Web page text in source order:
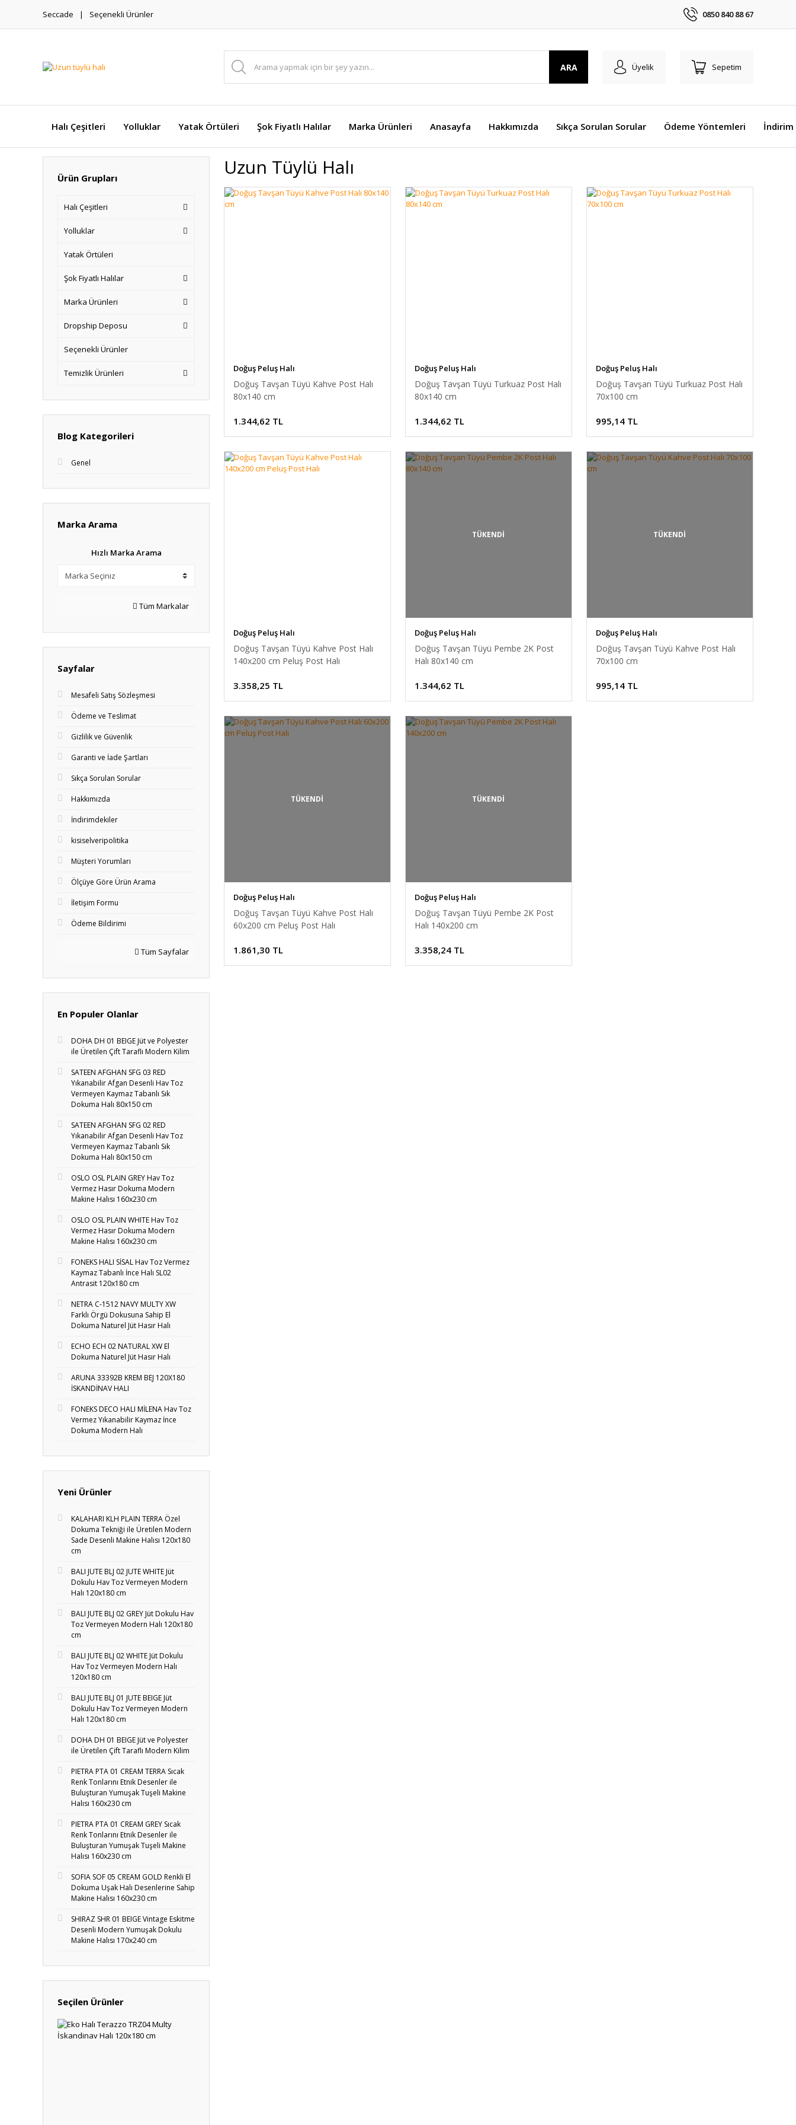
Seccade Seçenekli Ürünler 0850 840 88 67
ARA Üyelik Sepetim
Halı Çeşitleri Yolluklar Yatak Örtüleri Şok Fiyatlı Halılar Marka Ürünleri Anasayfa Hakkımızda Sıkça Sorulan Sorular Ödeme Yöntemleri İndirim
Ürün Grupları
Halı Çeşitleri
Yolluklar
Yatak Örtüleri
Şok Fiyatlı Halılar
Marka Ürünleri
Dropship Deposu
Seçenekli Ürünler
Temizlik Ürünleri
Blog Kategorileri
Genel
Marka Arama
Hızlı Marka Arama
Tüm Markalar
Sayfalar
Mesafeli Satış Sözleşmesi
Ödeme ve Teslimat
Gizlilik ve Güvenlik
Garanti ve İade Şartları
Sıkça Sorulan Sorular
Hakkımızda
İndirimdekiler
kisiselveripolitika
Müşteri Yorumları
Ölçüye Göre Ürün Arama
İletişim Formu
Ödeme Bildirimi
Tüm Sayfalar
En Populer Olanlar
DOHA DH 01 BEIGE Jüt ve Polyester
ile Üretilen Çift Taraflı Modern Kilim
SATEEN AFGHAN SFG 03 RED
Yıkanabilir Afgan Desenli Hav Toz
Vermeyen Kaymaz Tabanlı Sık
Dokuma Halı 80x150 cm
SATEEN AFGHAN SFG 02 RED
Yıkanabilir Afgan Desenli Hav Toz
Vermeyen Kaymaz Tabanlı Sık
Dokuma Halı 80x150 cm
OSLO OSL PLAIN GREY Hav Toz
Vermez Hasır Dokuma Modern
Makine Halısı 160x230 cm
OSLO OSL PLAIN WHITE Hav Toz
Vermez Hasır Dokuma Modern
Makine Halısı 160x230 cm
FONEKS HALI SİSAL Hav Toz Vermez
Kaymaz Tabanlı İnce Halı SL02
Antrasit 120x180 cm
NETRA C-1512 NAVY MULTY XW
Farklı Örgü Dokusuna Sahip El
Dokuma Naturel Jüt Hasır Halı
ECHO ECH 02 NATURAL XW El
Dokuma Naturel Jüt Hasır Halı
ARUNA 33392B KREM BEJ 120X180
İSKANDİNAV HALI
FONEKS DECO HALI MİLENA Hav Toz
Vermez Yıkanabilir Kaymaz İnce
Dokuma Modern Halı
Yeni Ürünler
KALAHARI KLH PLAIN TERRA Özel
Dokuma Tekniği ile Üretilen Modern
Sade Desenli Makine Halısı 120x180
cm
BALI JUTE BLJ 02 JUTE WHITE Jüt
Dokulu Hav Toz Vermeyen Modern
Halı 120x180 cm
BALI JUTE BLJ 02 GREY Jüt Dokulu Hav
Toz Vermeyen Modern Halı 120x180
cm
BALI JUTE BLJ 02 WHITE Jüt Dokulu
Hav Toz Vermeyen Modern Halı
120x180 cm
BALI JUTE BLJ 01 JUTE BEIGE Jüt
Dokulu Hav Toz Vermeyen Modern
Halı 120x180 cm
DOHA DH 01 BEIGE Jüt ve Polyester
ile Üretilen Çift Taraflı Modern Kilim
PIETRA PTA 01 CREAM TERRA Sıcak
Renk Tonlarını Etnik Desenler ile
Buluşturan Yumuşak Tuşeli Makine
Halısı 160x230 cm
PIETRA PTA 01 CREAM GREY Sıcak
Renk Tonlarını Etnik Desenler ile
Buluşturan Yumuşak Tuşeli Makine
Halısı 160x230 cm
SOFIA SOF 05 CREAM GOLD Renkli El
Dokuma Uşak Halı Desenlerine Sahip
Makine Halısı 160x230 cm
SHIRAZ SHR 01 BEIGE Vintage Eskitme
Desenli Modern Yumuşak Dokulu
Makine Halısı 170x240 cm
Seçilen Ürünler
Uzun Tüylü Halı
Doğuş Peluş Halı
Doğuş Tavşan Tüyü Kahve Post Halı
80x140 cm
1.344,62 TL
Doğuş Peluş Halı
Doğuş Tavşan Tüyü Turkuaz Post Halı
80x140 cm
1.344,62 TL
Doğuş Peluş Halı
Doğuş Tavşan Tüyü Turkuaz Post Halı
70x100 cm
995,14 TL
Doğuş Peluş Halı
Doğuş Tavşan Tüyü Kahve Post Halı
140x200 cm Peluş Post Halı
3.358,25 TL
TÜKENDİ
Doğuş Peluş Halı
Doğuş Tavşan Tüyü Pembe 2K Post
Halı 80x140 cm
1.344,62 TL
TÜKENDİ
Doğuş Peluş Halı
Doğuş Tavşan Tüyü Kahve Post Halı
70x100 cm
995,14 TL
TÜKENDİ
Doğuş Peluş Halı
Doğuş Tavşan Tüyü Kahve Post Halı
60x200 cm Peluş Post Halı
1.861,30 TL
TÜKENDİ
Doğuş Peluş Halı
Doğuş Tavşan Tüyü Pembe 2K Post
Halı 140x200 cm
3.358,24 TL